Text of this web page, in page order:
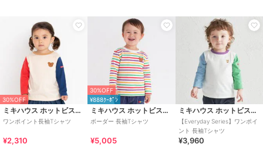
30%OFF
ミキハウス ホットビスケッツ
ワンポイント長袖Tシャツ
¥2,310
30%OFF
¥888ｸｰﾎﾟﾝ
ミキハウス ホットビスケッツ
ボーダー 長袖Tシャツ
¥5,005
ミキハウス ホットビスケッツ
【Everyday Series】ワンポイ
ント 長袖Tシャツ
¥3,960